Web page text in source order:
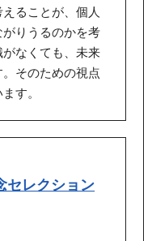
ることが、個人
りうるのかを考
なくても、未来
そのための視点
す。
セレクション